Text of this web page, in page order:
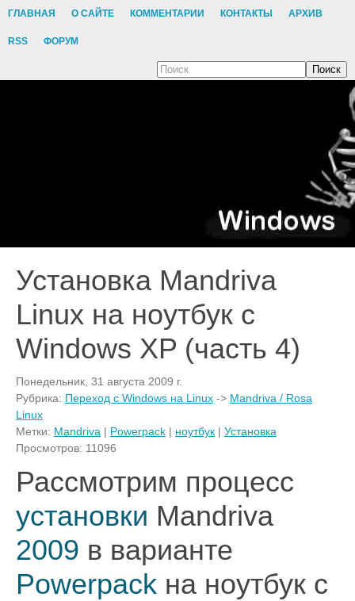
ГЛАВНАЯ О САЙТЕ КОММЕНТАРИИ КОНТАКТЫ АРХИВ
RSS ФОРУМ
Поиск
Установка Mandriva
Linux на ноутбук с
Windows XP (часть 4)
Понедельник, 31 августа 2009 г.
Рубрика: Переход с Windows на Linux -> Mandriva / Rosa
Linux
Метки: Mandriva | Powerpack | ноутбук | Установка
Просмотров: 11096
Рассмотрим процесс
установки Mandriva
2009 в варианте
Powerpack на ноутбук с